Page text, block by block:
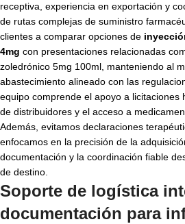
receptiva, experiencia en exportación y
de rutas complejas de suministro
clientes a comparar opciones de
4mg con presentaciones relacionadas
zoledrónico 5mg 100ml, manteniendo al
abastecimiento alineado con las
equipo comprende el apoyo a licitaciones
de distribuidores y el acceso a
Además, evitamos declaraciones
enfocamos en la precisión de la
documentación y la coordinación fiable
de destino.
Soporte de logística
documentación para